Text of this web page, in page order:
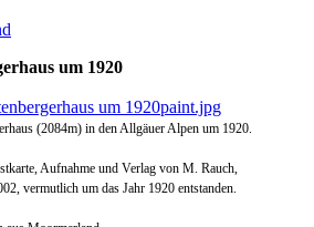
um 1920
(2084m) in den Allgäuer Alpen um 1920.
Aufnahme und Verlag von M. Rauch,
vermutlich um das Jahr 1920 entstanden.